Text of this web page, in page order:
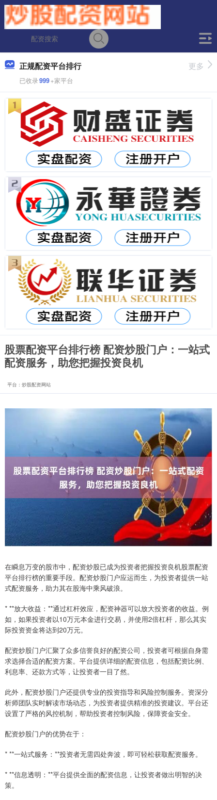
正规配资平台排行
已收录999+家平台
更多
股票配资平台排行榜 配资炒股门户：一站式
配资服务，助您把握投资良机
平台：炒股配资网站
在瞬息万变的股市中，配资炒股已成为投资者把握投资良机股票配资
平台排行榜的重要手段。配资炒股门户应运而生，为投资者提供一站
式配资服务，助力其在股海中乘风破浪。
* **放大收益：**通过杠杆效应，配资神器可以放大投资者的收益。例
如，如果投资者以10万元本金进行交易，并使用2倍杠杆，那么其实
际投资资金将达到20万元。
配资炒股门户汇聚了众多信誉良好的配资公司，投资者可根据自身需
求选择合适的配资方案。平台提供详细的配资信息，包括配资比例、
利息率、还款方式等，让投资者一目了然。
此外，配资炒股门户还提供专业的投资指导和风险控制服务。资深分
析师团队实时解读市场动态，为投资者提供精准的投资建议。平台还
设置了严格的风控机制，帮助投资者控制风险，保障资金安全。
配资炒股门户的优势在于：
* **一站式服务：**投资者无需四处奔波，即可轻松获取配资服务。
* **信息透明：**平台提供全面的配资信息，让投资者做出明智的决
策。